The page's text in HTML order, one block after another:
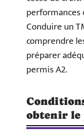
Conduire un
comprendre
préparer
permis A2.
obtenir le